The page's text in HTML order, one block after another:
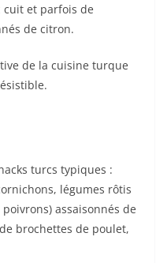
et parfois de
de citron.
de la cuisine turque
turcs typiques :
légumes rôtis
assaisonnés de
brochettes de poulet,